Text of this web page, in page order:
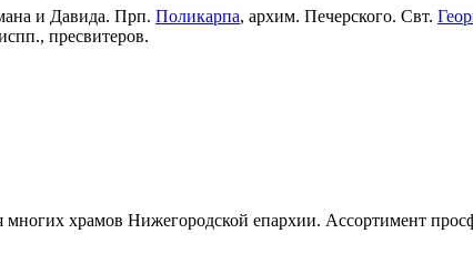
и Давида. Прп. Поликарпа, архим. Печерского. Свт.
пресвитеров.
храмов Нижегородской епархии. Ассортимент